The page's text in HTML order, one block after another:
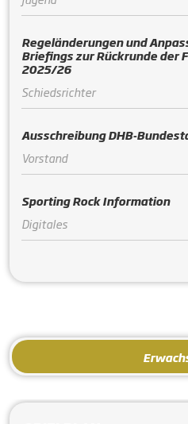
Regeländerungen und
Briefings zur Rückrunde der
2025/26
Schiedsrichter
Ausschreibung DHB-
Vorstand
Sporting Rock Information
Digitales